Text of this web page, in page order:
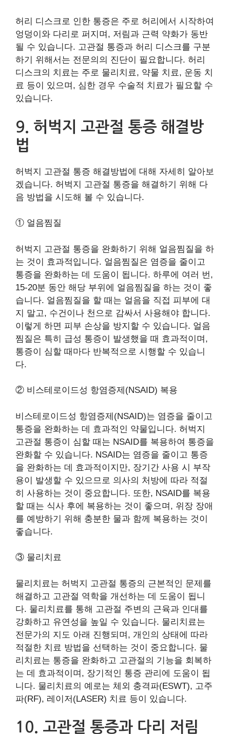
허리 디스크로 인한 통증은 주로 허리에서 시작하여
엉덩이와 다리로 퍼지며, 저림과 근력 약화가 동반
될 수 있습니다. 고관절 통증과 허리 디스크를 구분
하기 위해서는 전문의의 진단이 필요합니다. 허리
디스크의 치료는 주로 물리치료, 약물 치료, 운동 치
료 등이 있으며, 심한 경우 수술적 치료가 필요할 수
있습니다.
9. 허벅지 고관절 통증 해결방
법
허벅지 고관절 통증 해결방법에 대해 자세히 알아보
겠습니다. 허벅지 고관절 통증을 해결하기 위해 다
음 방법을 시도해 볼 수 있습니다.
① 얼음찜질
허벅지 고관절 통증을 완화하기 위해 얼음찜질을 하
는 것이 효과적입니다. 얼음찜질은 염증을 줄이고
통증을 완화하는 데 도움이 됩니다. 하루에 여러 번,
15-20분 동안 해당 부위에 얼음찜질을 하는 것이 좋
습니다. 얼음찜질을 할 때는 얼음을 직접 피부에 대
지 말고, 수건이나 천으로 감싸서 사용해야 합니다.
이렇게 하면 피부 손상을 방지할 수 있습니다. 얼음
찜질은 특히 급성 통증이 발생했을 때 효과적이며,
통증이 심할 때마다 반복적으로 시행할 수 있습니
다.
② 비스테로이드성 항염증제(NSAID) 복용
비스테로이드성 항염증제(NSAID)는 염증을 줄이고
통증을 완화하는 데 효과적인 약물입니다. 허벅지
고관절 통증이 심할 때는 NSAID를 복용하여 통증을
완화할 수 있습니다. NSAID는 염증을 줄이고 통증
을 완화하는 데 효과적이지만, 장기간 사용 시 부작
용이 발생할 수 있으므로 의사의 처방에 따라 적절
히 사용하는 것이 중요합니다. 또한, NSAID를 복용
할 때는 식사 후에 복용하는 것이 좋으며, 위장 장애
를 예방하기 위해 충분한 물과 함께 복용하는 것이
좋습니다.
③ 물리치료
물리치료는 허벅지 고관절 통증의 근본적인 문제를
해결하고 고관절 역학을 개선하는 데 도움이 됩니
다. 물리치료를 통해 고관절 주변의 근육과 인대를
강화하고 유연성을 높일 수 있습니다. 물리치료는
전문가의 지도 아래 진행되며, 개인의 상태에 따라
적절한 치료 방법을 선택하는 것이 중요합니다. 물
리치료는 통증을 완화하고 고관절의 기능을 회복하
는 데 효과적이며, 장기적인 통증 관리에 도움이 됩
니다. 물리치료의 예로는 체외 충격파(ESWT), 고주
파(RF), 레이저(LASER) 치료 등이 있습니다.
10. 고관절 통증과 다리 저림